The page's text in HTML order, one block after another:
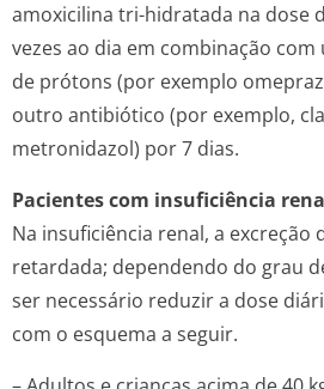
amoxicilina tri-hidratada na dose
vezes ao dia em combinação
de prótons (por exemplo
outro antibiótico (por exemplo,
metronidazol) por 7 dias.
Pacientes com insuficiência
Na insuficiência renal, a excreção
retardada; dependendo do grau
ser necessário reduzir a dose
com o esquema a seguir.